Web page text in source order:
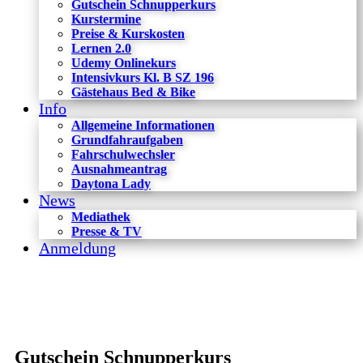
Gutschein Schnupperkurs
Kurstermine
Preise & Kurskosten
Lernen 2.0
Udemy Onlinekurs
Intensivkurs Kl. B SZ 196
Gästehaus Bed & Bike
Info
Allgemeine Informationen
Grundfahraufgaben
Fahrschulwechsler
Ausnahmeantrag
Daytona Lady
News
Mediathek
Presse & TV
Anmeldung
Gutschein Schnupperkurs